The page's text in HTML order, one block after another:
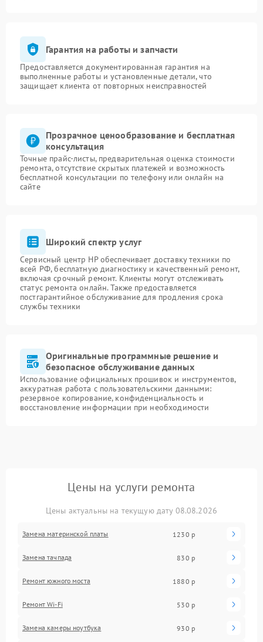
Гарантия на работы и запчасти
Предоставляется документированная гарантия на
выполненные работы и установленные детали, что
защищает клиента от повторных неисправностей
Прозрачное ценообразование и бесплатная
консультация
Точные прайс-листы, предварительная оценка стоимости
ремонта, отсутствие скрытых платежей и возможность
бесплатной консультации по телефону или онлайн на
сайте
Широкий спектр услуг
Сервисный центр HP обеспечивает доставку техники по
всей РФ, бесплатную диагностику и качественный ремонт,
включая срочный ремонт. Клиенты могут отслеживать
статус ремонта онлайн. Также предоставляется
постгарантийное обслуживание для продления срока
службы техники
Оригинальные программные решение и
безопасное обслуживание данных
Использование официальных прошивок и инструментов,
аккуратная работа с пользовательскими данными:
резервное копирование, конфиденциальность и
восстановление информации при необходимости
Цены на услуги ремонта
Цены актуальны на текущую дату 08.08.2026
Замена материнской платы 1230 р
Замена тачпада 830 р
Ремонт южного моста 1880 р
Ремонт Wi-Fi 530 р
Замена камеры ноутбука 930 р